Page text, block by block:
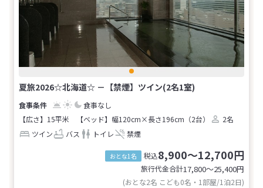
夏旅2026☆北海道☆ －【禁煙】ツイン(2名1室)
食事なし
【広さ】15平米
【ベッド】幅120cm×長さ196cm（2台）
2名
ツイン
バス トイレ 禁煙
おとな1名 税込8,900～12,700円
旅行代金合計17,800〜25,400円
(おとな2名 こども0名・1部屋/1泊2日)